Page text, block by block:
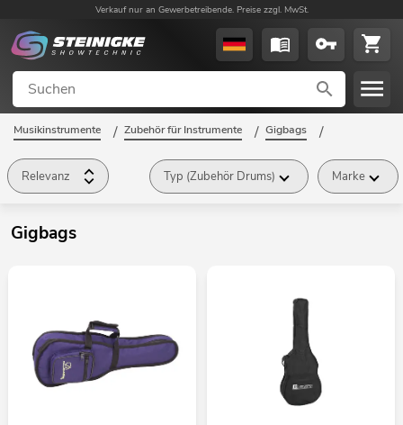
Verkauf nur an Gewerbetreibende. Preise zzgl. MwSt.
Musikinstrumente / Zubehör für Instrumente / Gigbags /
Relevanz Typ (Zubehör Drums) Marke
Gigbags